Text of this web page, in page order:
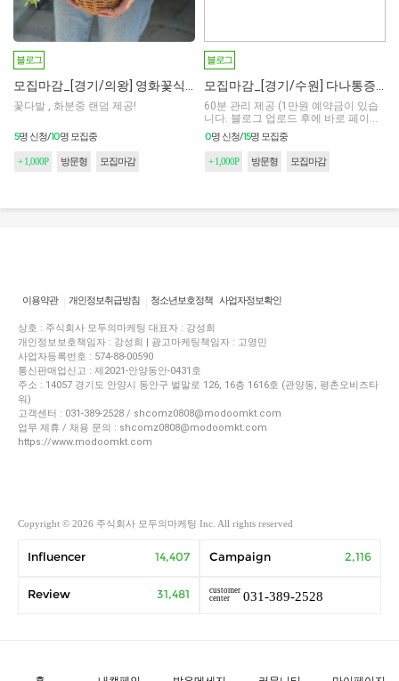
블로그
꽃다발 , 화분중 랜덤 제공!
5명 신청/10명 모집중
+ 1,000P 방문형 모집마감
블로그
60분 관리 제공 (1만원 예약금이 있습
니다. 블로그 업로드 후에 바로 페이백
해드립니다)
0명 신청/15명 모집중
+ 1,000P 방문형 모집마감
이용약관 개인정보취급방침 청소년보호정책 사업자정보확인
상호 : 주식회사 모두의마케팅 대표자 : 강성희
개인정보보호책임자 : 강성희 | 광고마케팅책임자 : 고영민
사업자등록번호 : 574-88-00590
통신판매업신고 : 제2021-안양동안-0431호
주소 : 14057 경기도 안양시 동안구 벌말로 126, 16층 1616호 (관양동, 평촌오비즈타
워)
고객센터 : 031-389-2528 / shcomz0808@modoomkt.com
업무 제휴 / 채용 문의 : shcomz0808@modoomkt.com
https://www.modoomkt.com
Copyright © 2026 주식회사 모두의마케팅 Inc. All rights reserved
Influencer 14,407 Campaign 2,116
Review 31,481
customer
center
031-389-2528